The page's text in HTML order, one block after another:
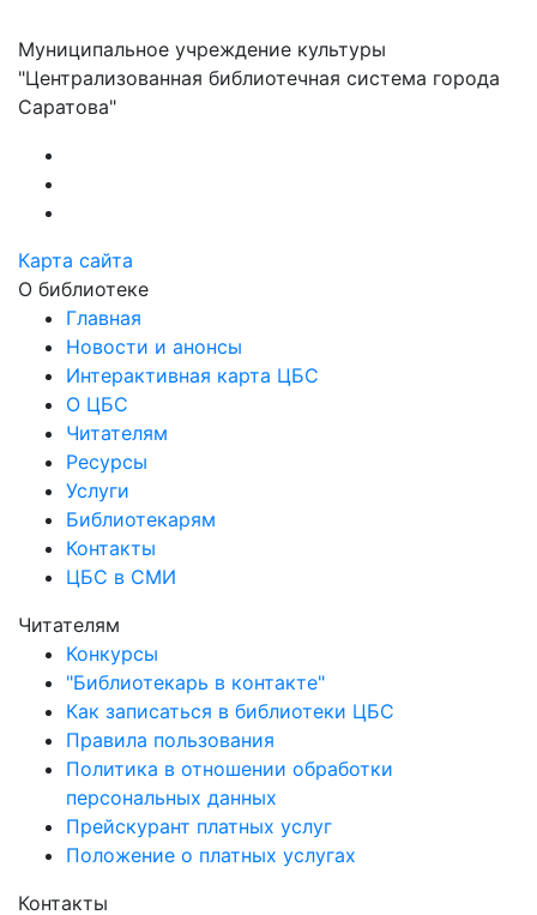
Муниципальное учреждение культуры
"Централизованная библиотечная система города
Саратова"
Карта сайта
О библиотеке
Главная
Новости и анонсы
Интерактивная карта ЦБС
О ЦБС
Читателям
Ресурсы
Услуги
Библиотекарям
Контакты
ЦБС в СМИ
Читателям
Конкурсы
"Библиотекарь в контакте"
Как записаться в библиотеки ЦБС
Правила пользования
Политика в отношении обработки
персональных данных
Прейскурант платных услуг
Положение о платных услугах
Контакты